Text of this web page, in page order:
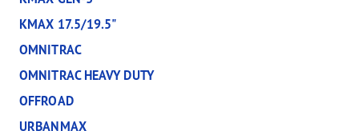
KMAX 17.5/19.5"
OMNITRAC
OMNITRAC HEAVY DUTY
OFFROAD
URBANMAX